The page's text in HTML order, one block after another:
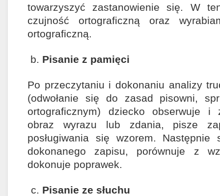
towarzyszyć zastanowienie się. W
czujność ortograficzną oraz
ortograficzną.
Pisanie z pamięci
Po przeczytaniu i dokonaniu analizy
(odwołanie się do zasad pisowni,
ortograficznym) dziecko obserwuje i
obraz wyrazu lub zdania, pisze
posługiwania się wzorem. Następnie
dokonanego zapisu, porównuje z
dokonuje poprawek.
Pisanie ze słuchu